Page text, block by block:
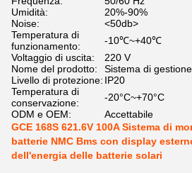
Umidità:
20%-90%
Noise:
<50db>
Temperatura di
funzionamento:
-10℃~+40℃
Voltaggio di uscita:
220 V
Nome del prodotto:
Sistema di
Livello di protezione: IP20
Temperatura di
conservazione:
-20°C~+70°C
ODM e OEM:
Accettabile
GCE 168S 621.6V 100A Sistema di
batterie NMC Bms con display
dell'energia delle batterie solari